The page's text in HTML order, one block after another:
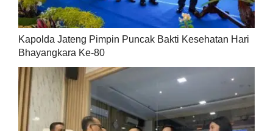
Kapolda Jateng Pimpin Puncak Bakti Kesehatan Hari
Bhayangkara Ke-80